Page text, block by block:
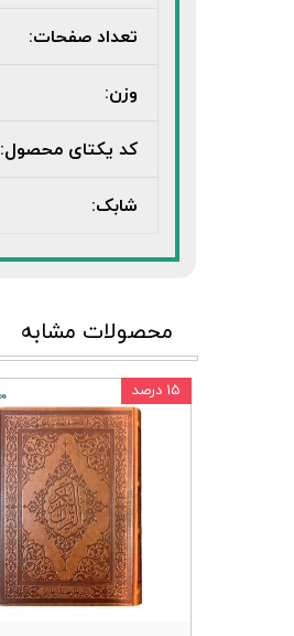
تعداد صفحات:
وزن:
کد یکتای محصول:
شابک:
محصولات مشابه
۱۵ درصد